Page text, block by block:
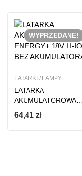
WYPRZEDANE!
LATARKI / LAMPY
LATARKA
AKUMULATOROWA
ENERGY+ 18V LI-ION
BEZ AKUMULATORA
64,41 zł